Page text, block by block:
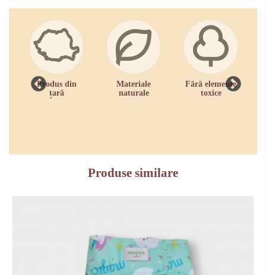
Produs din
țară
Materiale
naturale
Fără elemente
toxice
Produse similare